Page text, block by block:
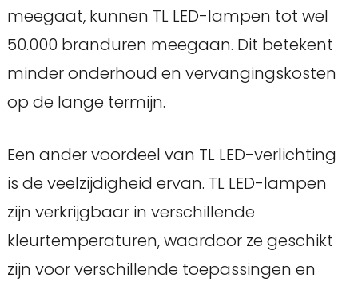
meegaat, kunnen TL LED-lampen tot wel
50.000 branduren meegaan. Dit betekent
minder onderhoud en vervangingskosten
op de lange termijn.
Een ander voordeel van TL LED-verlichting
is de veelzijdigheid ervan. TL LED-lampen
zijn verkrijgbaar in verschillende
kleurtemperaturen, waardoor ze geschikt
zijn voor verschillende toepassingen en